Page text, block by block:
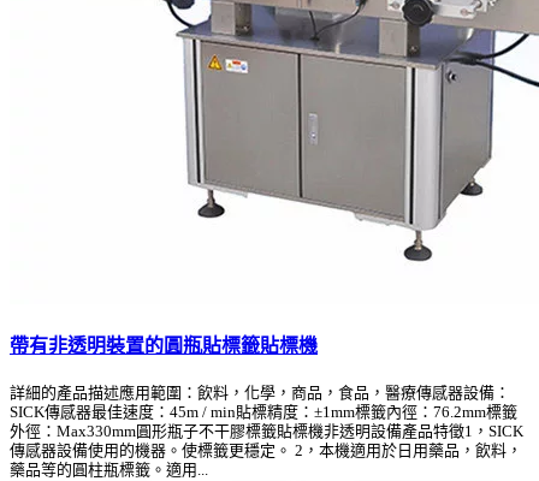
帶有非透明裝置的圓瓶貼標籤貼標機
詳細的產品描述應用範圍：飲料，化學，商品，食品，醫療傳感器設備：
SICK傳感器最佳速度：45m / min貼標精度：±1mm標籤內徑：76.2mm標籤
外徑：Max330mm圓形瓶子不干膠標籤貼標機非透明設備產品特徵1，SICK
傳感器設備使用的機器。使標籤更穩定。 2，本機適用於日用藥品，飲料，
藥品等的圓柱瓶標籤。適用...